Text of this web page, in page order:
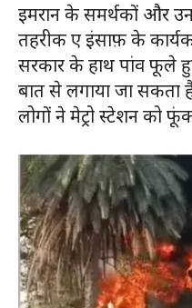
इमरान के समर्थकों और
तहरीक ए इंसाफ़ के
सरकार के हाथ पांव फूले
बात से लगाया जा सकता
लोगों ने मेट्रो स्टेशन को